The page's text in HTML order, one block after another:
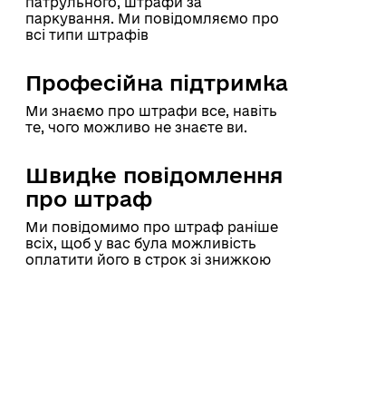
паркування. Ми повідомляємо про
всі типи штрафів
Професійна підтримка
Ми знаємо про штрафи все, навіть
те, чого можливо не знаєте ви.
Швидке повідомлення
про штраф
Ми повідомимо про штраф раніше
всіх, щоб у вас була можливість
оплатити його в строк зі знижкою